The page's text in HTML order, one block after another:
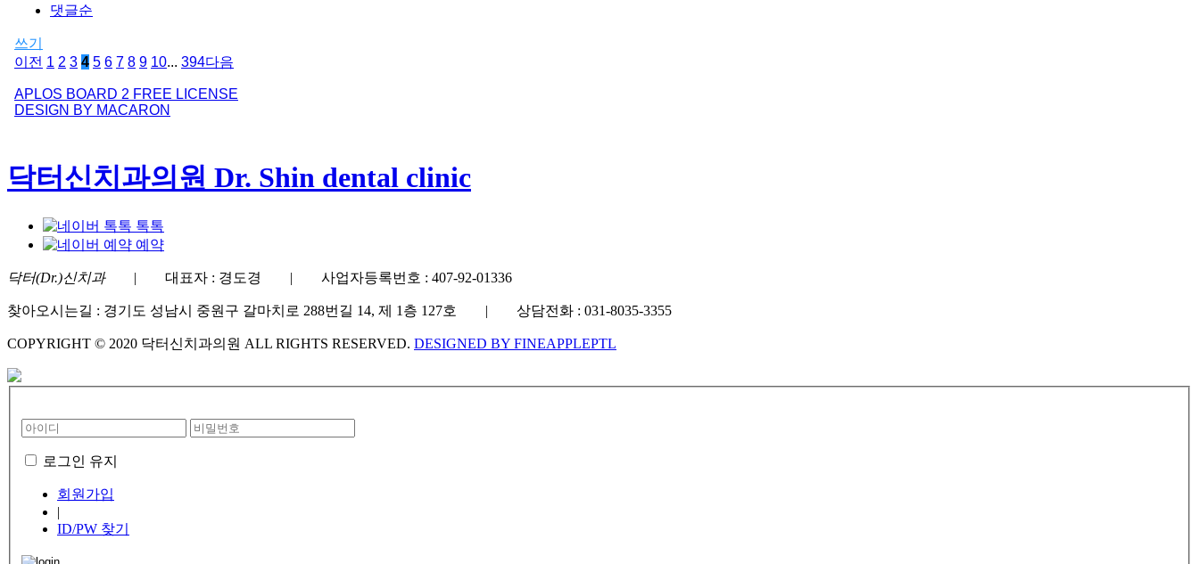
댓글순
쓰기
이전 1 2 3 4 5 6 7 8 9 10... 394다음
APLOS BOARD 2 FREE LICENSE
DESIGN BY MACARON
닥터신치과의원 Dr. Shin dental clinic
톡톡
예약
닥터(Dr.)신치과| 대표자 : 경도경 | 사업자등록번호 : 407-92-01336
찾아오시는길 : 경기도 성남시 중원구 갈마치로 288번길 14, 제 1층 127호 | 상담전화 : 031-8035-3355
COPYRIGHT © 2020 닥터신치과의원 ALL RIGHTS RESERVED. DESIGNED BY FINEAPPLEPTL
로그인 유지
회원가입
ID/PW 찾기